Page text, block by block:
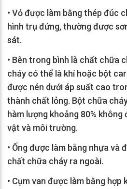
• Vỏ được làm bằng thép đúc
hình trụ đứng, thường được
sát.
• Bên trong bình là chất chữa
cháy có thể là khí hoặc bột
được nén dưới áp suất cao
thành chất lỏng. Bột chữa
hàm lượng khoảng 80%
vật và môi trường.
• Ống được làm bằng nhựa và
chất chữa cháy ra ngoài.
• Cụm van được làm bằng hợp